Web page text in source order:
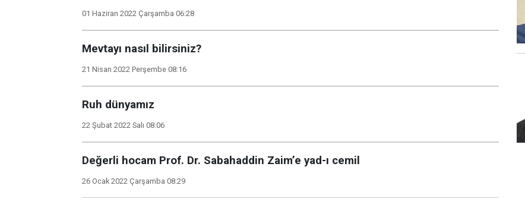
01 Haziran 2022 Çarşamba 06:28
Mevtayı nasıl bilirsiniz?
21 Nisan 2022 Perşembe 08:16
Ruh dünyamız
22 Şubat 2022 Salı 08:06
Değerli hocam Prof. Dr. Sabahaddin Zaim’e yad-ı cemil
26 Ocak 2022 Çarşamba 08:29